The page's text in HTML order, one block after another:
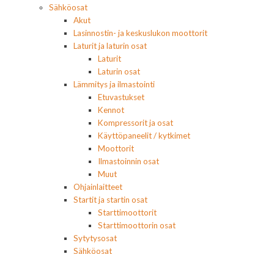
Sähköosat
Akut
Lasinnostin- ja keskuslukon moottorit
Laturit ja laturin osat
Laturit
Laturin osat
Lämmitys ja ilmastointi
Etuvastukset
Kennot
Kompressorit ja osat
Käyttöpaneelit / kytkimet
Moottorit
Ilmastoinnin osat
Muut
Ohjainlaitteet
Startit ja startin osat
Starttimoottorit
Starttimoottorin osat
Sytytysosat
Sähköosat